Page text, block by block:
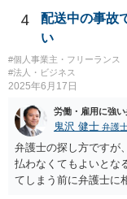
は，発信者自身の情
害賠償請求等を行うこ
することができます
があります。 なお、
３０条）。「彼女」氏
てもよく、支払った人
4
配送中の事故
い
#個人事業主・フリーランス
#法人・ビジネス
2025年6月17日
労働・雇用に強
鬼沢 健士 弁護
弁護士の探し方ですが
払わなくてもよいとな
てしまう前に弁護士に